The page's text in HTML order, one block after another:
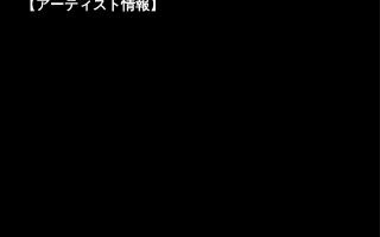
【アーティスト情報】